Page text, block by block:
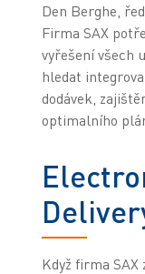
Den Berghe,
Firma SAX
vyřešení všech
hledat
dodávek,
optimalního
Když firma SAX